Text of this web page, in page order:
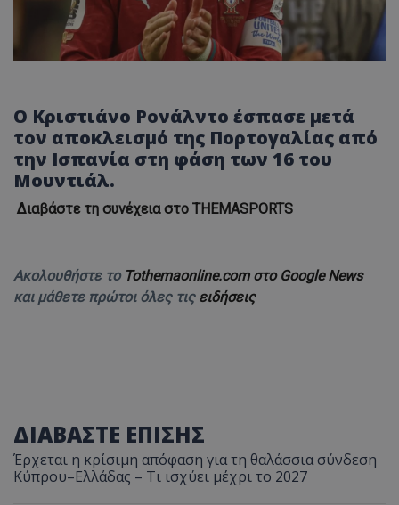
Ο Κριστιάνο Ρονάλντο έσπασε μετά
τον αποκλεισμό της Πορτογαλίας από
την Ισπανία στη φάση των 16 του
Μουντιάλ.
Διαβάστε τη συνέχεια στο THEMASPORTS
Ακολουθήστε το Tothemaonline.com στο Google News
και μάθετε πρώτοι όλες τις ειδήσεις
ΔΙΑΒΑΣΤΕ ΕΠΙΣΗΣ
Έρχεται η κρίσιμη απόφαση για τη θαλάσσια σύνδεση
Κύπρου–Ελλάδας – Τι ισχύει μέχρι το 2027